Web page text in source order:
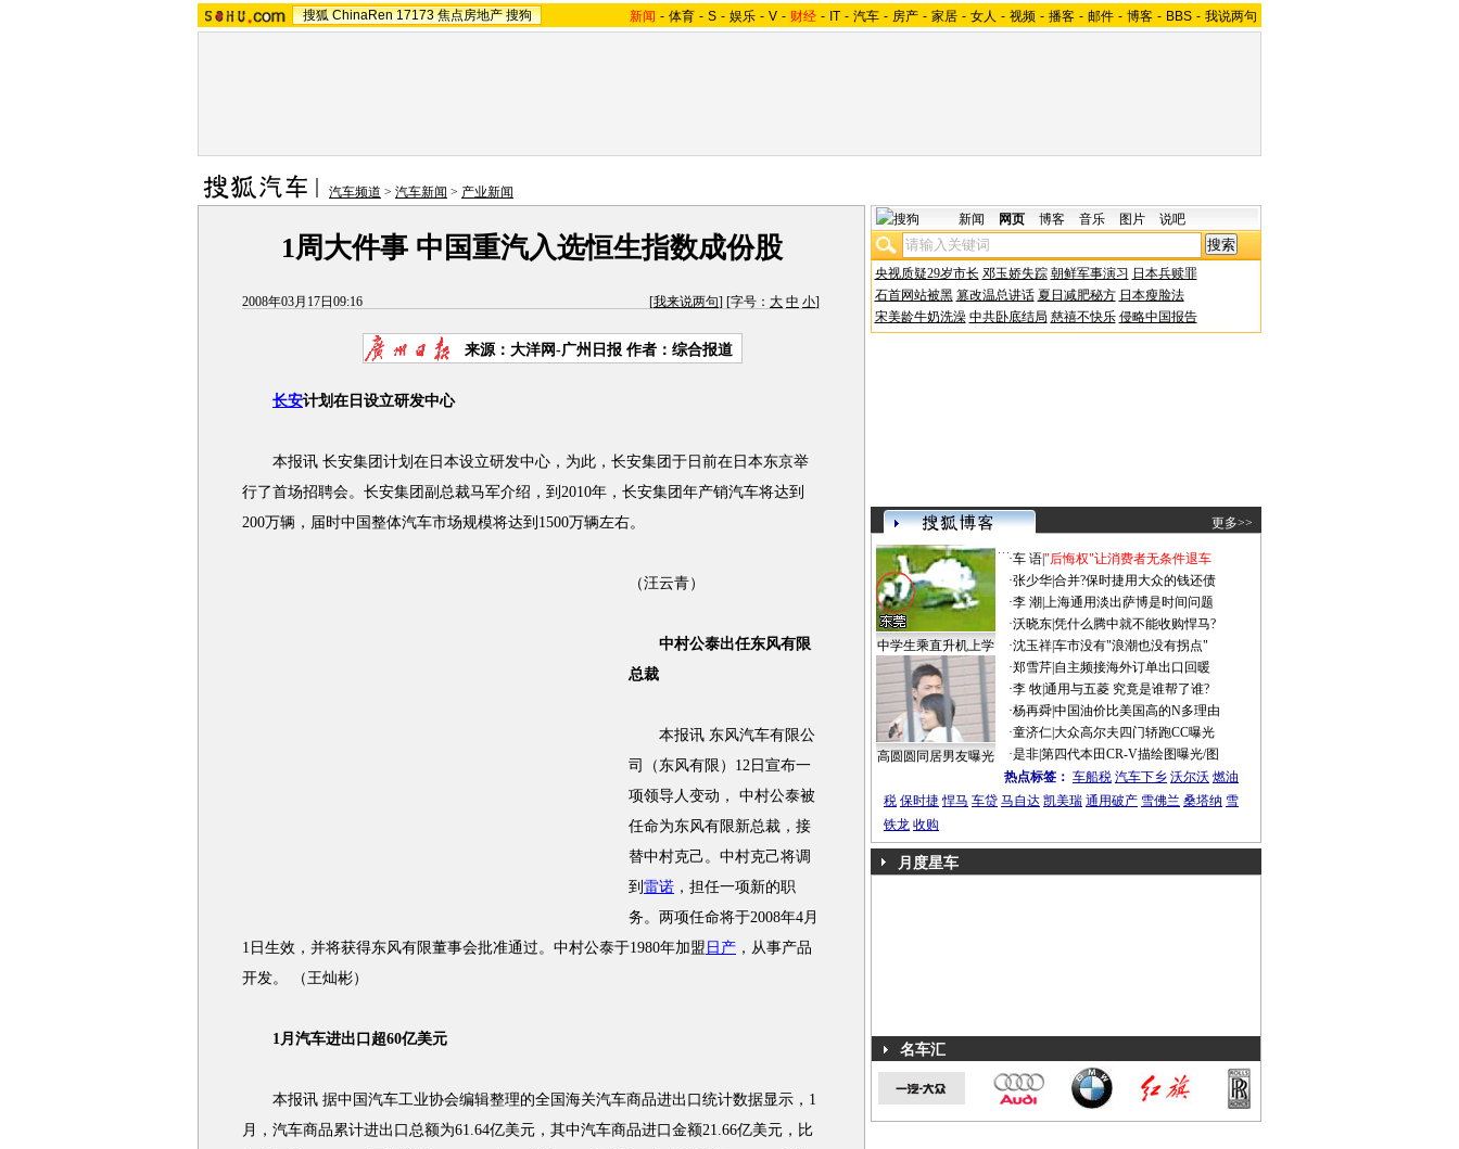
搜狐 ChinaRen 17173 焦点房地产 搜狗 新闻 - 体育 - S - 娱乐 - V - 财经 - IT - 汽车 - 房产 - 家居 - 女人 - 视频 - 播客 - 邮件 - 博客 - BBS - 我说两句
汽车频道 > 汽车新闻 > 产业新闻
1周大件事 中国重汽入选恒生指数成份股
2008年03月17日09:16 [我来说两句] [字号： 大 中 小]
来源：大洋网-广州日报 作者：综合报道
长安计划在日设立研发中心
本报讯 长安集团计划在日本设立研发中心，为此，长安集团于日前在日本东京举
行了首场招聘会。长安集团副总裁马军介绍，到2010年，长安集团年产销汽车将达到
200万辆，届时中国整体汽车市场规模将达到1500万辆左右。
（汪云青）
中村公泰出任东风有限
总裁
本报讯 东风汽车有限公
司（东风有限）12日宣布一
项领导人变动， 中村公泰被
任命为东风有限新总裁，接
替中村克己。中村克己将调
到 雷诺 ，担任一项新的职
务。两项任命将于2008年4月
1日生效，并将获得东风有限董事会批准通过。中村公泰于1980年加盟 日产 ，从事产品
开发。 （王灿彬）
1月汽车进出口超60亿美元
本报讯 据中国汽车工业协会编辑整理的全国海关汽车商品进出口统计数据显示，1
月，汽车商品累计进出口总额为61.64亿美元，其中汽车商品进口金额21.66亿美元，比
新闻 网页 博客 音乐 图片 说吧
央视质疑29岁市长 邓玉娇失踪 朝鲜军事演习 日本兵赎罪
石首网站被黑 篡改温总讲话 夏日减肥秘方 日本瘦脸法
宋美龄牛奶洗澡 中共卧底结局 慈禧不快乐 侵略中国报告
更多>>
中学生乘直升机上学
高圆圆同居男友曝光
·车 语|"后悔权"让消费者无条件退车
·张少华|合并?保时捷用大众的钱还债
·李 潮 上海通用淡出萨博是时间问题
·沃晓东|凭什么腾中就不能收购悍马?
·沈玉祥|车市没有"浪潮也没有拐点"
·郑雪芹| 自主频接海外订单出口回暖
·李 牧|通用与五菱 究竟是谁帮了谁?
·杨再舜|中国油价比美国高的N多理由
·童济仁|大众高尔夫四门轿跑CC曝光
·是非|第四代本田CR-V描绘图曝光/图
热点标签： 车船税 汽车下乡 沃尔沃 燃油
税 保时捷 悍马 车贷 马自达 凯美瑞 通用破产 雪佛兰 桑塔纳 雪
铁龙 收购
月度星车
名车汇